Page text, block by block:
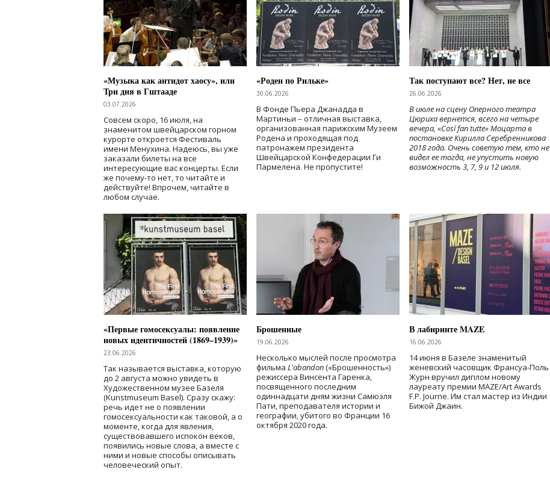
«Музыка как антидот хаосу», или
Три дня в Гштааде
03.07.2026
Совсем скоро, 16 июля, на
знаменитом швейцарском горном
курорте откроется Фестиваль
имени Менухина. Надеюсь, вы уже
заказали билеты на все
интересующие вас концерты. Если
же почему-то нет, то читайте и
действуйте! Впрочем, читайте в
любом случае.
«Роден по Рильке»
30.06.2026
В Фонде Пьера Джанадда в
Мартиньи – отличная выставка,
организованная парижским Музеем
Родена и проходящая под
патронажем президента
Швейцарской Конфедерации Ги
Пармелена. Не пропустите!
Так поступают все? Нет, не все
26.06.2026
В июле на сцену Оперного театра
Цюриха вернется, всего на четыре
вечера, «Cosí fan tutte» Моцарта в
постановке Кирилла Серебренникова
2018 года. Очень советую тем, кто не
видел ее тогда, не упустить новую
возможность 3, 7, 9 и 12 июля.
«Первые гомосексуалы: появление
новых идентичностей (1869–1939)»
23.06.2026
Так называется выставка, которую
до 2 августа можно увидеть в
Художественном музее Базеля
(Kunstmuseum Basel). Сразу скажу:
речь идет не о появлении
гомосексуальности как таковой, а о
моменте, когда для явления,
существовавшего испокон веков,
появились новые слова, а вместе с
ними и новые способы описывать
человеческий опыт.
Брошенные
19.06.2026
Несколько мыслей после просмотра
фильма L'abandon(«Брошенность»)
режиссера Винсента Гаренка,
посвященного последним
одиннадцати дням жизни Самюэля
Пати, преподавателя истории и
географии, убитого во Франции 16
октября 2020 года.
В лабиринте MAZE
16.06.2026
14 июня в Базеле знаменитый
женевский часовщик Франсуа-Поль
Журн вручил диплом новому
лауреату премии MAZE/Art Awards
F.P. Journe. Им стал мастер из Индии
Бижой Джаин.